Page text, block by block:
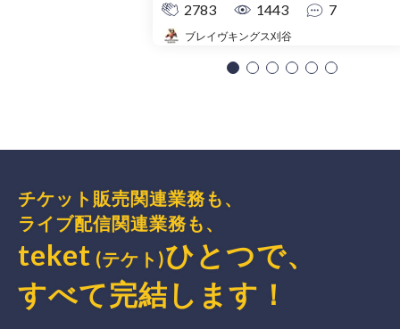
2783
1443 7
ブレイヴキングス刈谷
チケット販売関連業務も、
ライブ配信関連業務も、
teket (テケト)ひとつで、
すべて完結 します ！